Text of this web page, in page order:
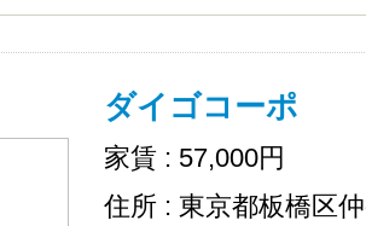
ダイゴコーポ
家賃 : 57,000円
住所 : 東京都板橋区